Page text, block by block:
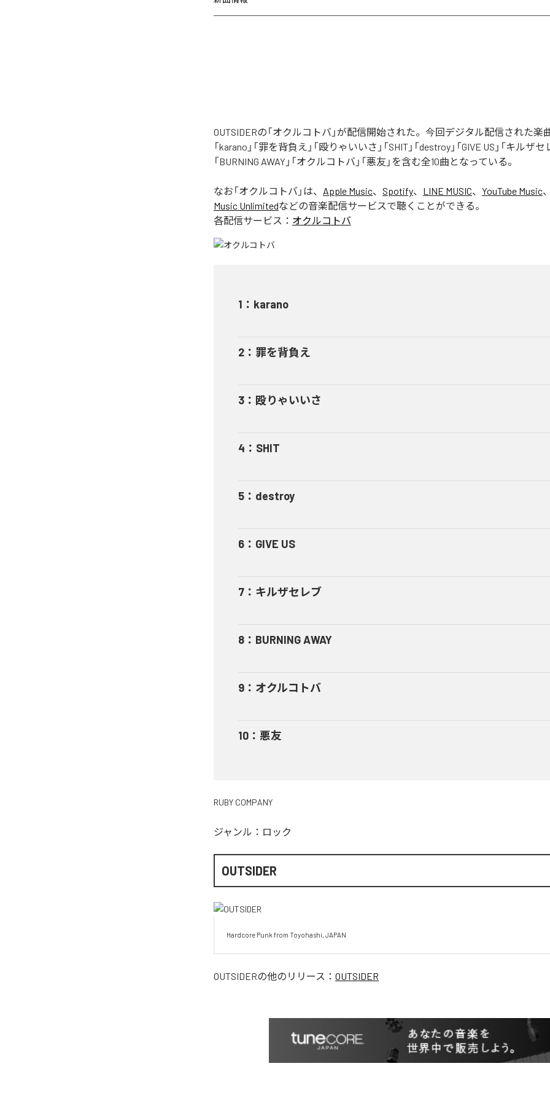
OUTSIDERの「オクルコトバ」が配信開始された。今回デジタル配信された楽
「karano」「罪を背負え」「殴りゃいいさ」「SHIT」「destroy」「GIVE US」「キルザセ
「BURNING AWAY」「オクルコトバ」「悪友」を含む全10曲となっている。
なお「オクルコトバ 」は、 Apple Music、 Spotify、 LINE MUSIC、 YouTube Music、
Music Unlimitedなどの音楽配信サービスで聴くことができる。
各配信サービス： オクルコトバ
1 ： karano
2 ： 罪を背負え
3 ： 殴りゃいいさ
4 ： SHIT
5 ： destroy
6 ： GIVE US
7 ： キルザセレブ
8 ： BURNING AWAY
9 ： オクルコトバ
10 ： 悪友
RUBY COMPANY
ジャンル： ロック
OUTSIDER
Hardcore Punk from Toyohashi, JAPAN
OUTSIDERの他のリリース： OUTSIDER